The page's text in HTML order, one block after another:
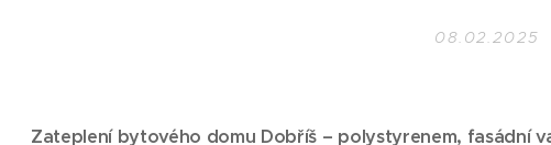
08.02.2025
Zateplení bytového domu Dobříš – polystyrenem, fasádní